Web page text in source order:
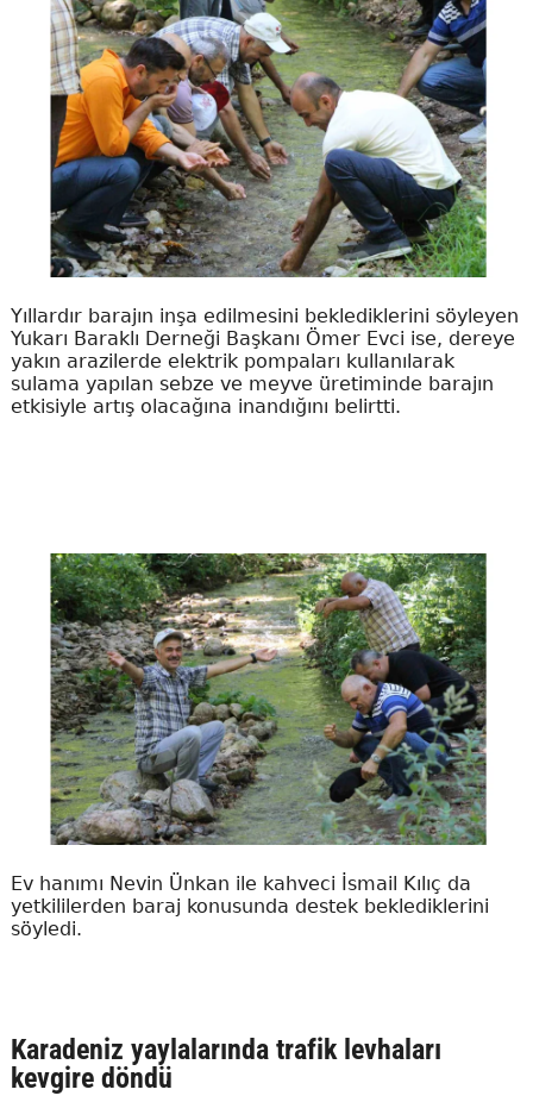
Yıllardır barajın inşa edilmesini beklediklerini söyleyen
Yukarı Baraklı Derneği Başkanı Ömer Evci ise, dereye
yakın arazilerde elektrik pompaları kullanılarak
sulama yapılan sebze ve meyve üretiminde barajın
etkisiyle artış olacağına inandığını belirtti.
Ev hanımı Nevin Ünkan ile kahveci İsmail Kılıç da
yetkililerden baraj konusunda destek beklediklerini
söyledi.
Karadeniz yaylalarında trafik levhaları
kevgire döndü